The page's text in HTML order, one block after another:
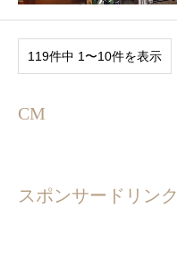
119件中 1〜10件を表示
CM
スポンサードリンク